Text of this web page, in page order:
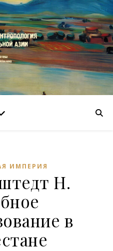
ИМПЕРИЯ
Н.
в